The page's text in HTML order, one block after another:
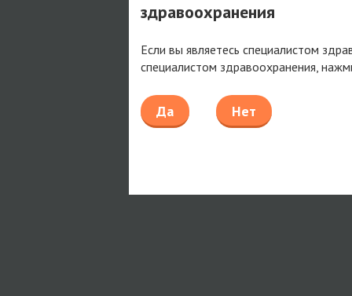
здравоохранения
Если вы являетесь специалистом
специалистом здравоохранения,
Да Нет